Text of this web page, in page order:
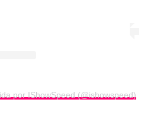
por IShowSpeed (@ishowspeed)